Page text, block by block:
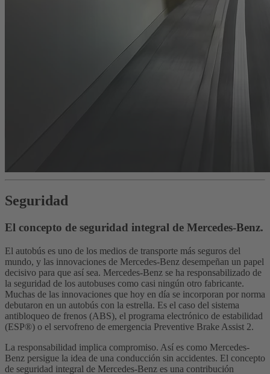
Seguridad
El concepto de seguridad integral de Mercedes-Benz.
El autobús es uno de los medios de transporte más seguros del
mundo, y las innovaciones de Mercedes-Benz desempeñan un papel
decisivo para que así sea. Mercedes-Benz se ha responsabilizado de
la seguridad de los autobuses como casi ningún otro fabricante.
Muchas de las innovaciones que hoy en día se incorporan por norma
debutaron en un autobús con la estrella. Es el caso del sistema
antibloqueo de frenos (ABS), el programa electrónico de estabilidad
(ESP®) o el servofreno de emergencia Preventive Brake Assist 2.
La responsabilidad implica compromiso. Así es como Mercedes-
Benz persigue la idea de una conducción sin accidentes. El concepto
de seguridad integral de Mercedes-Benz es una contribución